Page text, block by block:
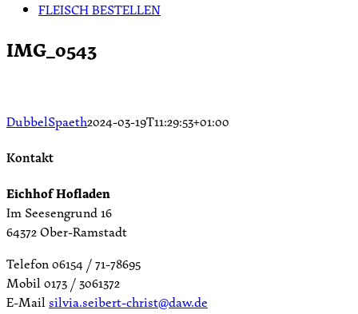
FLEISCH BESTELLEN
IMG_0543
DubbelSpaeth2024-03-19T11:29:53+01:00
Kontakt
Eichhof Hofladen
Im Seesengrund 16
64372 Ober-Ramstadt
Telefon 06154 / 71-78695
Mobil 0173 / 3061372
E-Mailsilvia.seibert-christ@daw.de